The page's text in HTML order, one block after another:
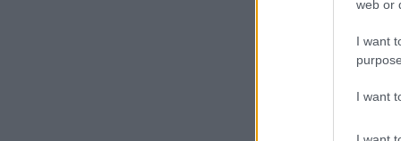
web or
I want
I want